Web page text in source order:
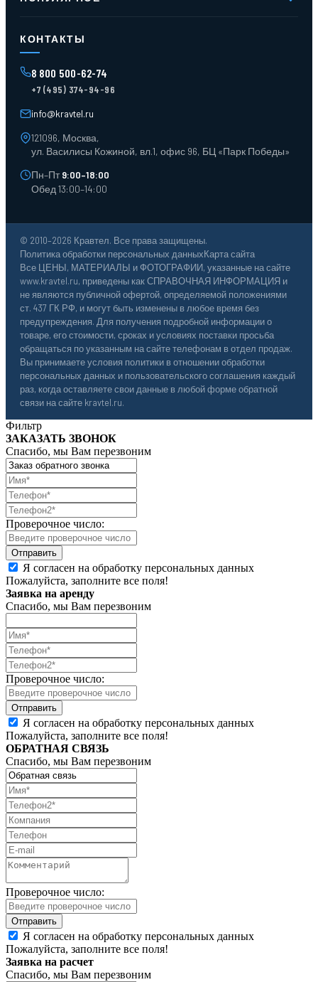
Контейнеры для отходов
Поддоны
Ящики пластиковые
Тара пласт. и металл.
Тележки для склада
КОНТАКТЫ
8 800 500-62-74
+7 (495) 374-94-96
info@kravtel.ru
121096, Москва,
ул. Василисы Кожиной, вл.1, офис 96, БЦ «Парк Победы»
Пн–Пт9:00–18:00
Обед 13:00–14:00
© 2010–2026 Кравтел. Все права защищены.
Политика обработки персональных данныхКарта сайта
Все ЦЕНЫ, МАТЕРИАЛЫ и ФОТОГРАФИИ, указанные на сайте
www.kravtel.ru, приведены как СПРАВОЧНАЯ ИНФОРМАЦИЯ и
не являются публичной офертой, определяемой положениями
ст. 437 ГК РФ, и могут быть изменены в любое время без
предупреждения. Для получения подробной информации о
товаре, его стоимости, сроках и условиях поставки просьба
обращаться по указанным на сайте телефонам в отдел продаж.
Вы принимаете условия политики в отношении обработки
персональных данных и пользовательского соглашения каждый
раз, когда оставляете свои данные в любой форме обратной
связи на сайте kravtel.ru.
Фильтр
ЗАКАЗАТЬ ЗВОНОК
Спасибо, мы Вам перезвоним
Проверочное число:
Я согласен на обработку персональных данных
Пожалуйста, заполните все поля!
Заявка на аренду
Спасибо, мы Вам перезвоним
Проверочное число:
Я согласен на обработку персональных данных
Пожалуйста, заполните все поля!
ОБРАТНАЯ СВЯЗЬ
Спасибо, мы Вам перезвоним
Проверочное число:
Я согласен на обработку персональных данных
Пожалуйста, заполните все поля!
Заявка на расчет
Спасибо, мы Вам перезвоним